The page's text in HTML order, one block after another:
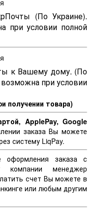
(По Украине).
при условии полной
к Вашему дому. (По
при условии
получении товара)
ApplePay, Google
заказа Вы можете
систему LiqPay.
оформления заказа с
менеджер
счет Вы можете в
или любым другим